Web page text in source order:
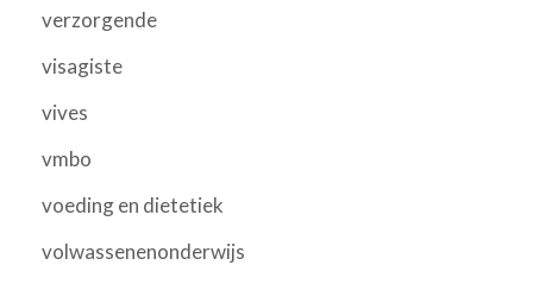
verzorgende
visagiste
vives
vmbo
voeding en dietetiek
volwassenenonderwijs